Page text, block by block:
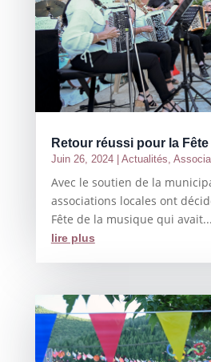
Retour réussi pour la
Juin 26, 2024| Actualités
Avec le soutien de la
associations locales ont
Fête de la musique qui avait...
lire plus